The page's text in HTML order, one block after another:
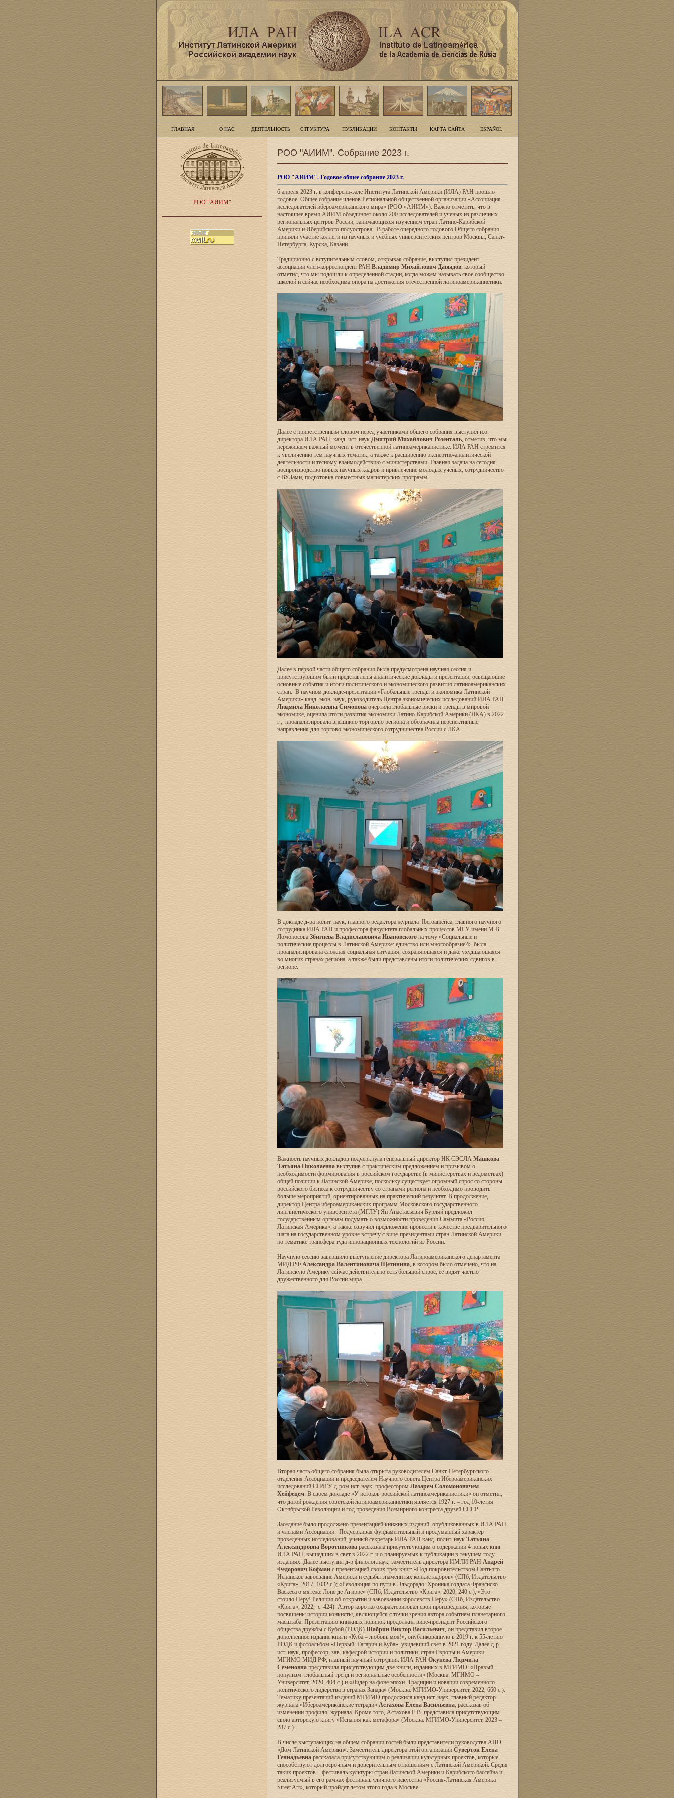
ГЛАВНАЯ О НАС ДЕЯТЕЛЬНОСТЬ СТРУКТУРА ПУБЛИКАЦИИ КОНТАКТЫ КАРТА САЙТА ESPAÑOL
РОО "АИИМ"
РОО "АИИМ". Собрание 2023 г.
РОО "АИИМ". Годовое общее собрание 2023 г.
6 апреля 2023 г. в конференц-зале Института Латинской Америки (ИЛА) РАН прошло
годовое Общее собрание членов Региональной общественной организации «Ассоциация
исследователей ибероамериканского мира» (РОО «АИИМ»). Важно отметить, что в
настоящее время АИИМ объединяет около 200 исследователей и ученых из различных
региональных центров России, занимающихся изучением стран Латино-Карибской
Америки и Иберийского полуострова. В работе очередного годового Общего собрания
приняли участие коллеги из научных и учебных университетских центров Москвы, Санкт-
Петербурга, Курска, Казани.
Традиционно с вступительным словом, открывая собрание, выступил президент
ассоциации член-корреспондент РАН Владимир Михайлович Давыдов, который
отметил, что мы подошли к определенной стадии, когда можем называть свое сообщество
школой и сейчас необходима опора на достижения отечественной латиноамериканистики.
Далее с приветственным словом перед участниками общего собрания выступил и.о.
директора ИЛА РАН, канд. ист. наук Дмитрий Михайлович Розенталь, отметив, что мы
переживаем важный момент в отечественной латиноамериканистике. ИЛА РАН стремится
к увеличению тем научных тематик, а также к расширению экспертно-аналитической
деятельности и тесному взаимодействию с министерствами. Главная задача на сегодня –
воспроизводство новых научных кадров и привлечение молодых ученых, сотрудничество
с ВУЗами, подготовка совместных магистерских программ.
Далее в первой части общего собрания была предусмотрена научная сессия и
присутствующим были представлены аналитические доклады и презентации, освещающие
основные события и итоги политического и экономического развития латиноамериканских
стран. В научном докладе-презентации «Глобальные тренды и экономика Латинской
Америки» канд. экон. наук, руководитель Центра экономических исследований ИЛА РАН
Людмила Николаевна Симоноваочертила глобальные риски и тренды в мировой
экономике, оценила итоги развития экономики Латино-Карибской Америки (ЛКА) в 2022
г., проанализировала внешнюю торговлю региона и обозначила перспективные
направления для торгово-экономического сотрудничества России с ЛКА.
В докладе д-ра полит. наук, главного редактора журнала Iberoamérica, главного научного
сотрудника ИЛА РАН и профессора факультета глобальных процессов МГУ имени М.В.
Ломоносова Збигнева Владиславовича Ивановскогона тему «Социальные и
политические процессы в Латинской Америке: единство или многообразие?» была
проанализирована сложная социальная ситуация, сохраняющаяся и даже ухудшающаяся
во многих странах региона, а также были представлены итоги политических сдвигов в
регионе.
Важность научных докладов подчеркнула генеральный директор НК СЭСЛА Машкова
Татьяна Николаевнавыступив с практическим предложением и призывом о
необходимости формирования в российском государстве (в министерствах и ведомствах)
общей позиции к Латинской Америке, поскольку существует огромный спрос со стороны
российского бизнеса к сотрудничеству со странами региона и необходимо проводить
больше мероприятий, ориентированных на практический результат. В продолжение,
директор Центра ибероамериканских программ Московского государственного
лингвистического университета (МГЛУ) Ян Анастасьевич Бурляй предложил
государственным органам подумать о возможности проведения Саммита «Россия-
Латинская Америка», а также озвучил предложение провести в качестве предварительного
шага на государственном уровне встречу с вице-президентами стран Латинской Америки
по тематике трансфера туда инновационных технологий из России.
Научную сессию завершило выступление директора Латиноамериканского департамента
МИД РФ Александра Валентиновича Щетинина, в котором было отмечено, что на
Латинскую Америку сейчас действительно есть большой спрос, её видят частью
дружественного для России мира.
Вторая часть общего собрания была открыта руководителем Санкт-Петербургского
отделения Ассоциации и председателем Научного совета Центра Ибероамериканских
исследований СПбГУ д-ром ист. наук, профессором Лазарем Соломоновичем
Хейфецем. В своем докладе «У истоков российской латиноамериканистики» он отметил,
что датой рождения советской латиноамериканистики является 1927 г. – год 10-летия
Октябрьской Революции и год проведения Всемирного конгресса друзей СССР.
Заседание было продолжено презентацией книжных изданий, опубликованных в ИЛА РАН
и членами Ассоциации. Подчеркивая фундаментальный и продуманный характер
проведенных исследований, ученый секретарь ИЛА РАН канд. полит. наук Татьяна
Александровна Воротниковарассказала присутствующим о содержании 4 новых книг
ИЛА РАН, вышедших в свет в 2022 г. и о планируемых к публикации в текущем году
изданиях. Далее выступил д-р филолог.наук, заместитель директора ИМЛИ РАН Андрей
Федорович Кофманс презентацией своих трех книг: «Под покровительством Сантьяго.
Испанское завоевание Америки и судьбы знаменитых конкистадоров» (СПб, Издательство
«Крига», 2017, 1032 с.); «Революция по пути в Эльдорадо: Хроника солдата Франсиско
Васкеса о мятеже Лопе де Агирре» (СПб, Издательство «Крига», 2020, 240 с.); «Это
стоило Перу! Реляция об открытии и завоевании королевств Перу» (СПб, Издательство
«Крига», 2022, с. 424). Автор коротко охарактеризовал свои произведения, которые
посвящены истории конкисты, являющейся с точки зрения автора событием планетарного
масштаба. Презентацию книжных новинок продолжил вице-президент Российского
общества дружбы с Кубой (РОДК) Шабрин Виктор Васильевич, он представил второе
дополненное издание книги «Куба – любовь моя!», опубликованную в 2019 г. к 55-летию
РОДК и фотоальбом «Первый: Гагарин и Куба», увидевший свет в 2021 году. Далее д-р
ист. наук, профессор, зав. кафедрой истории и политики стран Европы и Америки
МГИМО МИД РФ, главный научный сотрудник ИЛА РАН Окунева Людмила
Семеновнапредставила присутствующим две книги, изданных в МГИМО: «Правый
популизм: глобальный тренд и региональные особенности» (Москва: МГИМО –
Университет, 2020, 404 с.) и «Лидер на фоне эпохи. Традиции и новации современного
политического лидерства в странах Запада» (Москва: МГИМО-Университет, 2022, 660 с.).
Тематику презентаций изданий МГИМО продолжила канд.ист. наук, главный редактор
журнала «Ибероамериканские тетради»Астахова Елена Васильевна, рассказав об
изменении профиля журнала. Кроме того, Астахова Е.В. представила присутствующим
свою авторскую книгу «Испания как метафора» (Москва: МГИМО-Университет, 2023 –
287 с.).
В числе выступающих на общем собрании гостей были представители руководства АНО
«Дом Латинской Америки». Заместитель директора этой организацииСуверток Елена
Геннадьевнарассказала присутствующим о реализации культурных проектов, которые
способствуют долгосрочным и доверительным отношениям с Латинской Америкой. Среди
таких проектов – фестиваль культуры стран Латинской Америки и Карибского бассейна и
реализуемый в его рамках фестиваль уличного искусства «Россия-Латинская Америка
Street Art», который пройдет летом этого года в Москве.